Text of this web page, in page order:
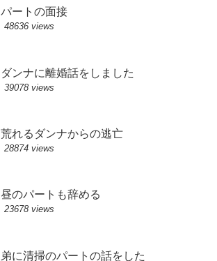
パートの面接
48636 views
ダンナに離婚話をしました
39078 views
荒れるダンナからの逃亡
28874 views
昼のパートも辞める
23678 views
弟に清掃のパートの話をした